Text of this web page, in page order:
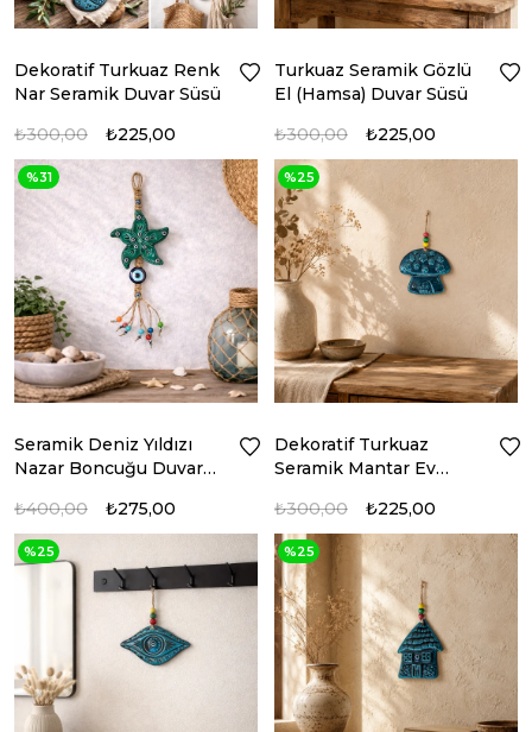
Dekoratif Turkuaz Renk
Nar Seramik Duvar Süsü
₺225,00
₺300,00
Turkuaz Seramik Gözlü
El (Hamsa) Duvar Süsü
₺225,00
₺300,00
Seramik Deniz Yıldızı
Nazar Boncuğu Duvar
₺275,00
₺400,00
%31
Dekoratif Turkuaz
Seramik Mantar Ev
₺225,00
₺300,00
%25
%25 %25